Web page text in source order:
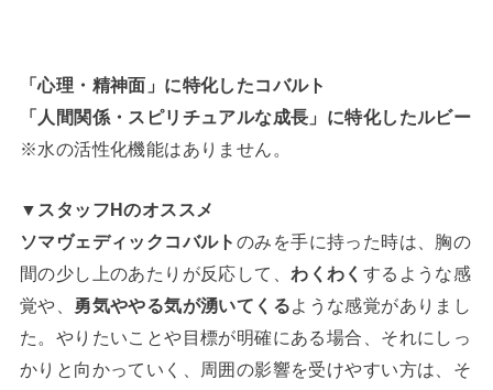
「心理・精神面」に特化したコバルト
「人間関係・スピリチュアルな成長」に特化したルビー
※水の活性化機能はありません。
▼スタッフHのオススメ
ソマヴェディックコバルト のみを手に持った時は、胸の
間の少し上のあたりが反応して、 わくわく するような感
覚や、
勇気ややる気が湧いてくるような感覚がありまし
た。やりたいことや目標が明確にある場合、それにしっ
かりと向かっていく、周囲の影響を受けやすい方は、そ